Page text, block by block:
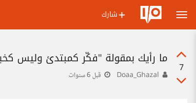
شارك
7
ما رأيك بمقولة "فكّر كمبتدئ وليس
قبل 6 سنوات